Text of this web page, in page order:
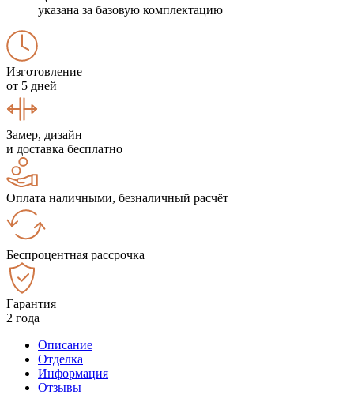
указана за базовую комплектацию
Изготовление
от 5 дней
Замер, дизайн
и доставка бесплатно
Оплата наличными, безналичный расчёт
Беспроцентная рассрочка
Гарантия
2 года
Описание
Отделка
Информация
Отзывы